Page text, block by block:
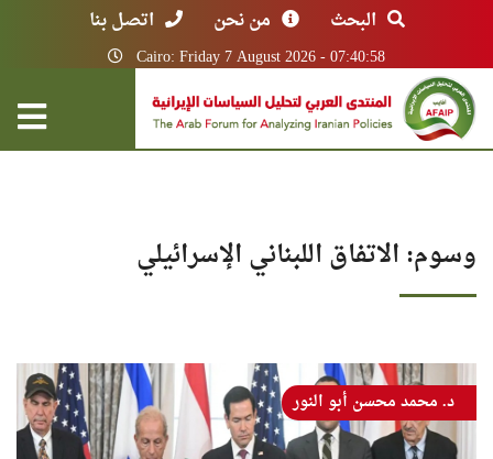
البحث من نحن اتصل بنا
Cairo: Friday 7 August 2026 - 07:40:58
وسوم: الاتفاق اللبناني الإسرائيلي
د. محمد محسن أبو النور